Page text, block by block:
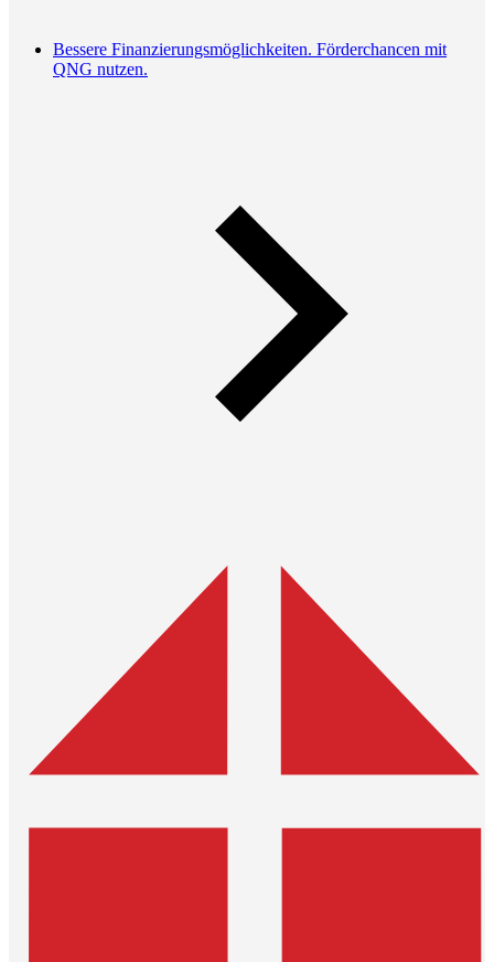
Bessere Finanzierungsmöglichkeiten. Förderchancen mit
QNG nutzen.